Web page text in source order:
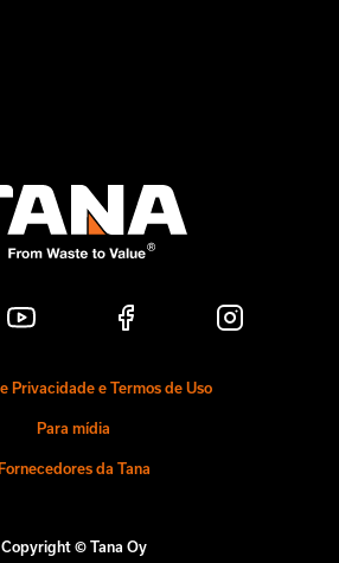
Privacidade e Termos de Uso
Para mídia
da Tana
Copyright © Tana Oy